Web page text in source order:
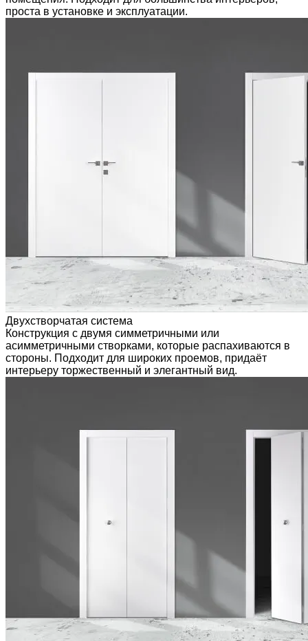
проста в установке и эксплуатации.
Двухстворчатая система
Конструкция с двумя симметричными или
асимметричными створками, которые распахиваются в
стороны. Подходит для широких проемов, придаёт
интерьеру торжественный и элегантный вид.